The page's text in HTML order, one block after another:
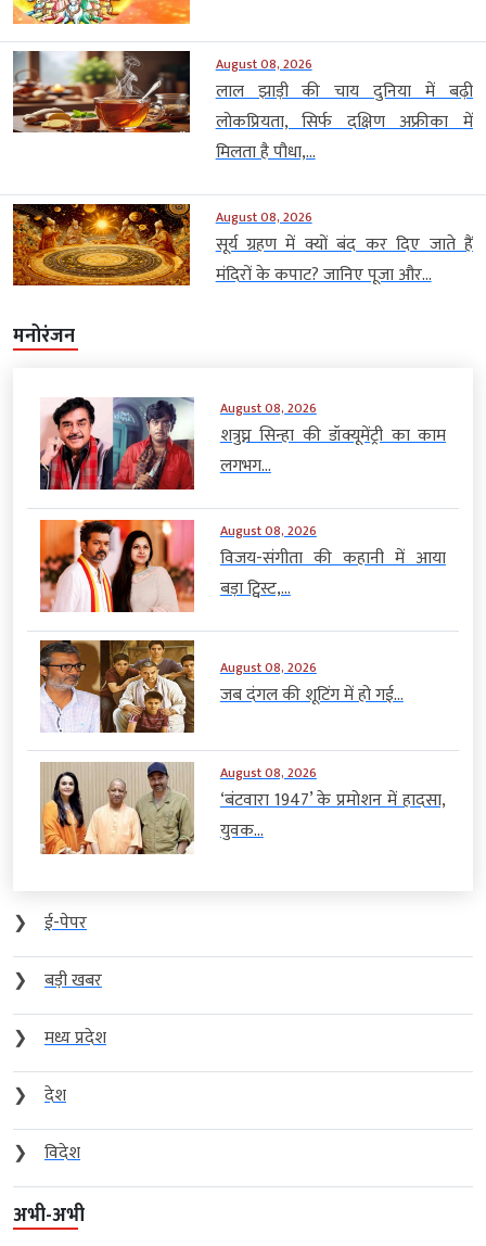
August 08, 2026
लाल झाड़ी की चाय दुनिया में बढ़ी
लोकप्रियता, सिर्फ दक्षिण अफ्रीका में
मिलता है पौधा,...
August 08, 2026
सूर्य ग्रहण में क्यों बंद कर दिए जाते हैं
मंदिरों के कपाट? जानिए पूजा और...
मनोरंजन
August 08, 2026
शत्रुघ्न सिन्हा की डॉक्यूमेंट्री का काम
लगभग...
August 08, 2026
विजय-संगीता की कहानी में आया
बड़ा ट्विस्ट,...
August 08, 2026
जब दंगल की शूटिंग में हो गई...
August 08, 2026
‘बंटवारा 1947’ के प्रमोशन में हादसा,
युवक...
❯
ई-पेपर
❯
बड़ी खबर
❯
मध्य प्रदेश
❯
देश
❯
विदेश
अभी-अभी